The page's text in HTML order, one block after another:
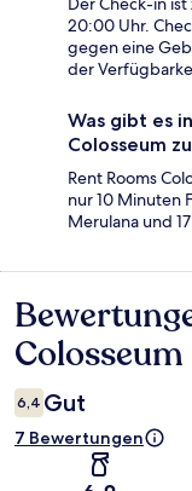
20:00 Uhr.
gegen eine
der
Was gibt es
Colosseum
Rent Rooms
nur 10 Minuten
Merulana und
Colosseum
6,4 Gut
7 Bewertungen